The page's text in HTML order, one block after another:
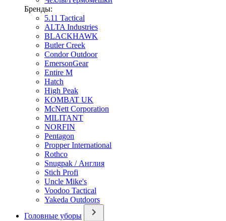
Бренды:
5.11 Tactical
ALTA Industries
BLACKHAWK
Butler Creek
Condor Outdoor
EmersonGear
Entire M
Hatch
High Peak
KOMBAT UK
McNett Corporation
MILITANT
NORFIN
Pentagon
Propper International
Rothco
Snugpak / Англия
Stich Profi
Uncle Mike's
Voodoo Tactical
Yakeda Outdoors
Головные уборы